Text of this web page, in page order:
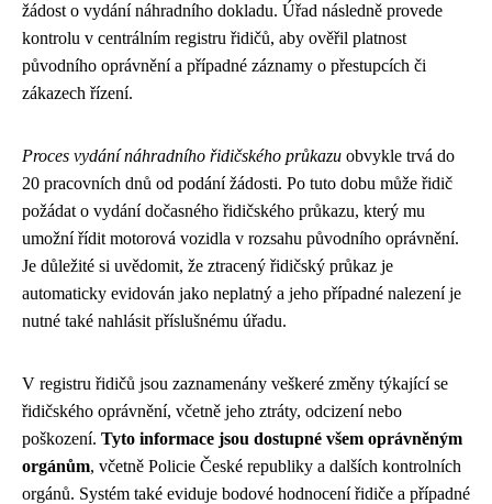
žádost o vydání náhradního dokladu. Úřad následně provede
kontrolu v centrálním registru řidičů, aby ověřil platnost
původního oprávnění a případné záznamy o přestupcích či
zákazech řízení.
Proces vydání náhradního řidičského průkazu obvykle trvá do
20 pracovních dnů od podání žádosti. Po tuto dobu může řidič
požádat o vydání dočasného řidičského průkazu, který mu
umožní řídit motorová vozidla v rozsahu původního oprávnění.
Je důležité si uvědomit, že ztracený řidičský průkaz je
automaticky evidován jako neplatný a jeho případné nalezení je
nutné také nahlásit příslušnému úřadu.
V registru řidičů jsou zaznamenány veškeré změny týkající se
řidičského oprávnění, včetně jeho ztráty, odcizení nebo
poškození. Tyto informace jsou dostupné všem oprávněným
orgánům, včetně Policie České republiky a dalších kontrolních
orgánů. Systém také eviduje bodové hodnocení řidiče a případné